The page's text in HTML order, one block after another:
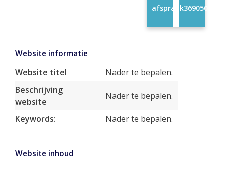
369050
afspraak
Website informatie
Website titel
Nader te bepalen.
Beschrijving
website
Nader te bepalen.
Keywords: Nader te bepalen.
Website inhoud